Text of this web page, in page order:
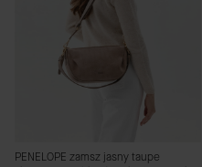
PENELOPE zamsz jasny taupe